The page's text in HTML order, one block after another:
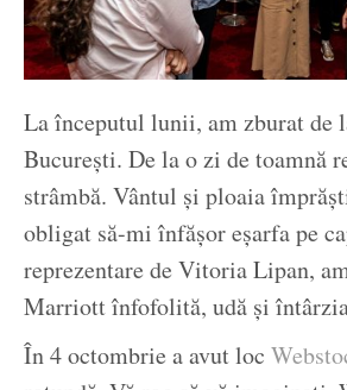
La începutul lunii, am zburat de
București. De la o zi de toamnă
strâmbă. Vântul și ploaia
obligat să-mi înfășor eșarfa pe
reprezentare de Vitoria Lipan,
Marriott înfofolită, udă și
În 4 octombrie a avut loc